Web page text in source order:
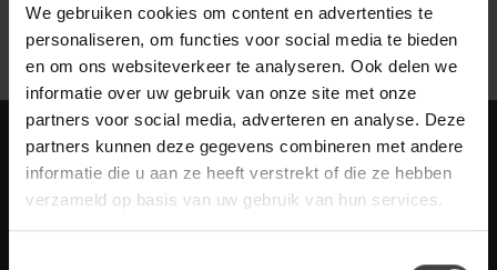
We gebruiken cookies om content en advertenties te
personaliseren, om functies voor social media te bieden
en om ons websiteverkeer te analyseren. Ook delen we
informatie over uw gebruik van onze site met onze
partners voor social media, adverteren en analyse. Deze
partners kunnen deze gegevens combineren met andere
informatie die u aan ze heeft verstrekt of die ze hebben
verzameld op basis van uw gebruik van hun services.
Meld je aan voor onze nieuwbrief met
scherpe acties
Blijf op de hoogte van onze actuele aanbiedingen